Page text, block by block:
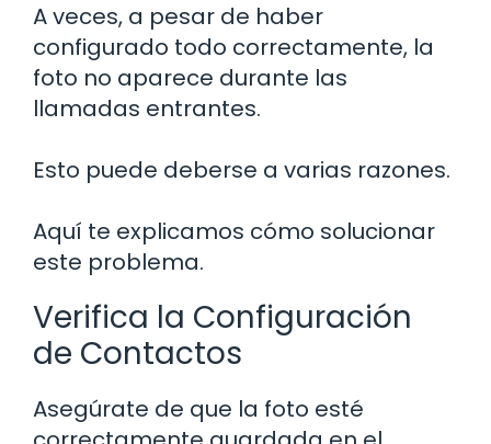
A veces, a pesar de haber
configurado todo correctamente, la
foto no aparece durante las
llamadas entrantes.
Esto puede deberse a varias razones.
Aquí te explicamos cómo solucionar
este problema.
Verifica la Configuración
de Contactos
Asegúrate de que la foto esté